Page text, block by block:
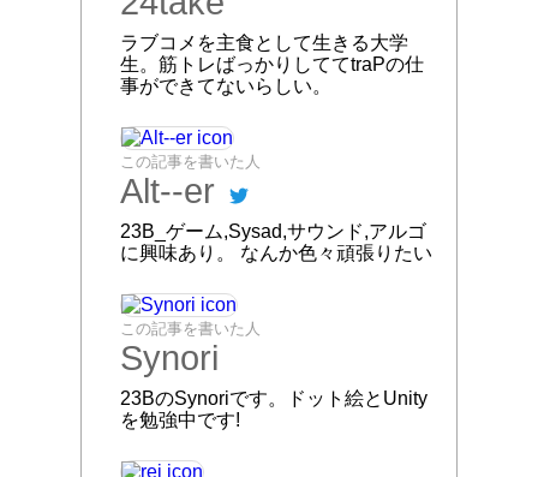
す。この建物の階段を上らずに階段裏に進むと一
番奥にW5-106,W5-107があります。